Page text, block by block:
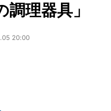
調理器具」
20:00